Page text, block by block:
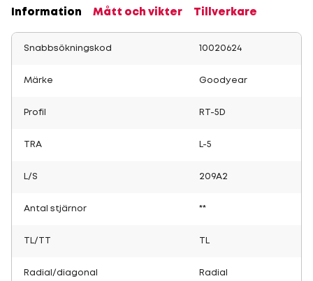
Information Mått och vikter Tillverkare
Snabbsökningskod 10020624
Märke Goodyear
Profil RT-5D
TRA L-5
L/S 209A2
Antal stjärnor **
TL/TT
Radial/diagonal Radial